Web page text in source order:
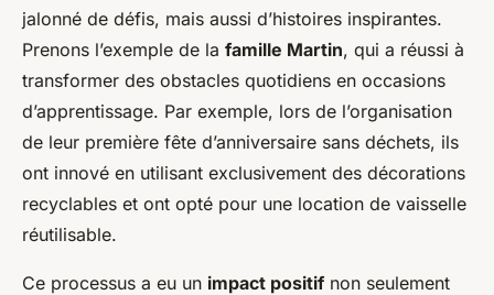
jalonné de défis, mais aussi d’histoires inspirantes.
Prenons l’exemple de la famille Martin, qui a réussi à
transformer des obstacles quotidiens en occasions
d’apprentissage. Par exemple, lors de l’organisation
de leur première fête d’anniversaire sans déchets, ils
ont innové en utilisant exclusivement des décorations
recyclables et ont opté pour une location de vaisselle
réutilisable.
Ce processus a eu un impact positif non seulement